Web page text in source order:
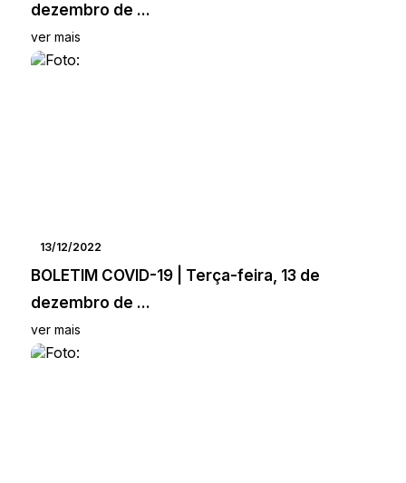
dezembro de ...
ver mais
13/12/2022
BOLETIM COVID-19 | Terça-feira, 13 de
dezembro de ...
ver mais